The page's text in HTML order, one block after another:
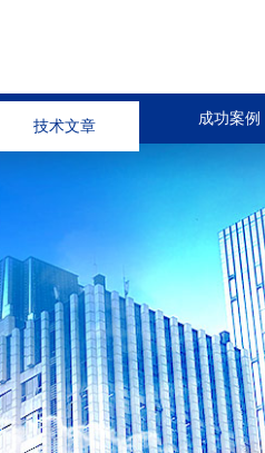
技术文章 成功案例